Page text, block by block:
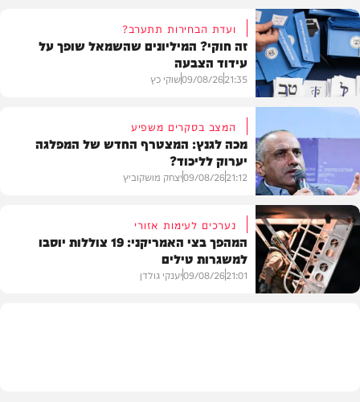
פוליטי
ועדת הבחירות תתערב?
זה חוקי? המיליונים שהשמאל שופך על
עידוד הצבעה
21:35
09/08/26שוקי כץ
פוליטי
המצב בסקרים משפיע
מכה לגנץ: המצטרף החדש של המפלגה
יערוק לליכוד?
21:12
09/08/26יצחק מושקוביץ
נערכים לעימות אזורי
המהפך בצי האמריקני: 19 צוללות יוסבו
למשגרות טילים
21:01
09/08/26יענקי גולדן